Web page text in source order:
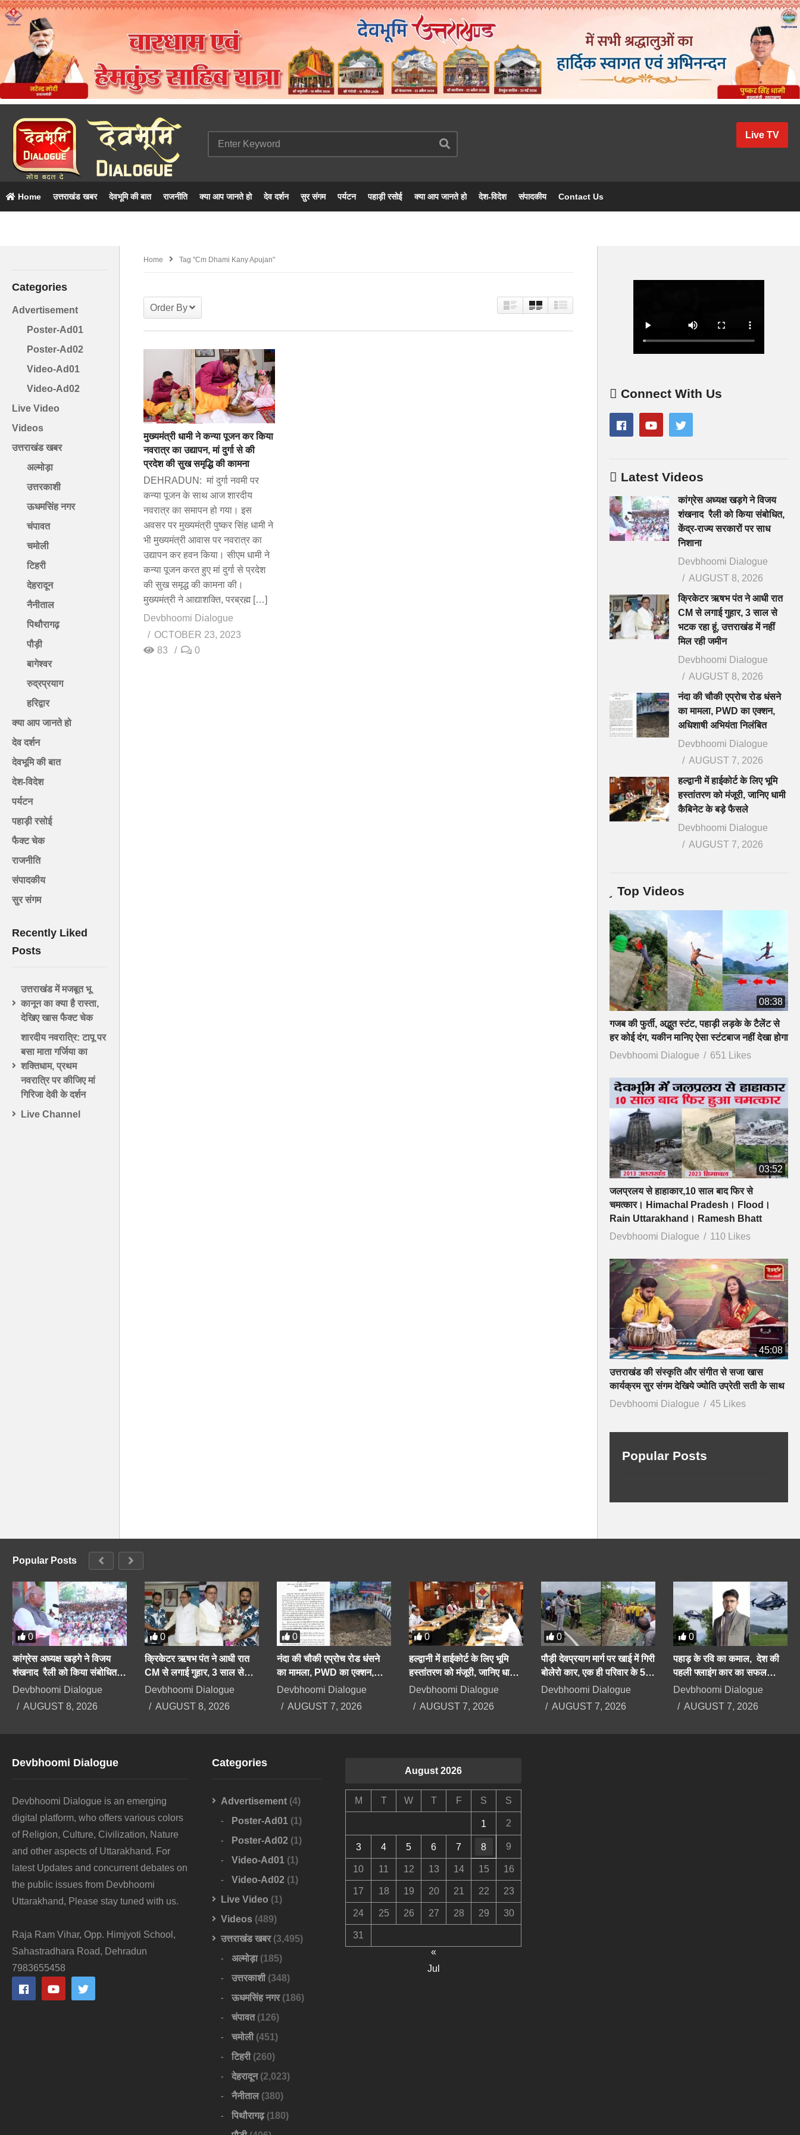
Live TV
Home उत्तराखंड खबर देवभूमि की बात राजनीति क्या आप जानते हो देव दर्शन सुर संगम पर्यटन पहाड़ी रसोई क्या आप जानते हो देश-विदेश संपादकीय Contact Us
Categories
Advertisement
Poster-Ad01
Poster-Ad02
Video-Ad01
Video-Ad02
Live Video
Videos
उत्तराखंड खबर
अल्मोड़ा
उत्तरकाशी
ऊधमसिंह नगर
चंपावत
चमोली
टिहरी
देहरादून
नैनीताल
पिथौरागढ़
पौड़ी
बागेश्वर
रुद्रप्रयाग
हरिद्वार
क्या आप जानते हो
देव दर्शन
देवभूमि की बात
देश-विदेश
पर्यटन
पहाड़ी रसोई
फैक्ट चेक
राजनीति
संपादकीय
सुर संगम
Recently Liked
Posts
उत्तराखंड में मजबूत भू
कानून का क्या है रास्ता,
देखिए खास फैक्ट चेक
शारदीय नवरात्रि: टापू पर
बसा माता गर्जिया का
शक्तिधाम, प्रथम
नवरात्रि पर कीजिए मां
गिरिजा देवी के दर्शन
Live Channel
Home Tag "cm Dhami Kany Apujan"
Order By
मुख्यमंत्री धामी ने कन्या पूजन कर किया
नवरात्र का उद्यापन, मां दुर्गा से की
प्रदेश की सुख समृद्धि की कामना
DEHRADUN: मां दुर्गा नवमी पर
कन्या पूजन के साथ आज शारदीय
नवरात्र का समापन हो गया। इस
अवसर पर मुख्यमंत्री पुष्कर सिंह धामी ने
भी मुख्यमंत्री आवास पर नवरात्र का
उद्यापन कर हवन किया। सीएम धामी ने
कन्या पूजन करत हुए मां दुर्गा से प्रदेश
की सुख समृद्ध की कामना की।
मुख्यमंत्री ने आद्याशक्ति, परब्रह्म […]
Devbhoomi Dialogue
OCTOBER 23, 2023
83
0
Connect With Us
Latest Videos
कांग्रेस अध्यक्ष खड़गे ने विजय
शंखनाद रैली को किया संबोधित,
केंद्र-राज्य सरकारों पर साध
निशाना
Devbhoomi Dialogue
AUGUST 8, 2026
क्रिकेटर ऋषभ पंत ने आधी रात
CM से लगाई गुहार, 3 साल से
भटक रहा हूं, उत्तराखंड में नहीं
मिल रही जमीन
Devbhoomi Dialogue
AUGUST 8, 2026
नंदा की चौकी एप्रोच रोड धंसने
का मामला, PWD का एक्शन,
अधिशाषी अभियंता निलंबित
Devbhoomi Dialogue
AUGUST 7, 2026
हल्द्वानी में हाईकोर्ट के लिए भूमि
हस्तांतरण को मंजूरी, जानिए धामी
कैबिनेट के बड़े फैसले
Devbhoomi Dialogue
AUGUST 7, 2026
Top Videos
08:38
गजब की फुर्ती, अद्भुत स्टंट, पहाड़ी लड़के के टैलेंट से
हर कोई दंग, यकीन मानिए ऐसा स्टंटबाज नहीं देखा होगा
Devbhoomi Dialogue
651 Likes
03:52
जलप्रलय से हाहाकार,10 साल बाद फिर से
चमत्कार। Himachal Pradesh। Flood।
Rain Uttarakhand। Ramesh Bhatt
Devbhoomi Dialogue
110 Likes
45:08
उत्तराखंड की संस्कृति और संगीत से सजा खास
कार्यक्रम सुर संगम देखिये ज्योति उप्रेती सती के साथ
Devbhoomi Dialogue
45 Likes
Popular Posts
Popular Posts
0
कांग्रेस अध्यक्ष खड़गे ने विजय
शंखनाद रैली को किया संबोधित,
केंद्र-राज्य सरकारों पर साध
Devbhoomi Dialogue
AUGUST 8, 2026
0
क्रिकेटर ऋषभ पंत ने आधी रात
CM से लगाई गुहार, 3 साल से
भटक रहा हूं, उत्तराखंड में नहीं मिल
Devbhoomi Dialogue
AUGUST 8, 2026
0
नंदा की चौकी एप्रोच रोड धंसने
का मामला, PWD का एक्शन,
अधिशाषी अभियंता निलंबित
Devbhoomi Dialogue
AUGUST 7, 2026
0
हल्द्वानी में हाईकोर्ट के लिए भूमि
हस्तांतरण को मंजूरी, जानिए धामी
कैबिनेट के बड़े फैसले
Devbhoomi Dialogue
AUGUST 7, 2026
0
पौड़ी देवप्रयाग मार्ग पर खाई में गिरी
बोलेरो कार, एक ही परिवार के 5
लोगों की दर्दनाक मौत
Devbhoomi Dialogue
AUGUST 7, 2026
0
पहाड़ के रवि का कमाल, देश की
पहली फ्लाइंग कार का सफल
परीक्षण करके दिया बड़ा संदेश
Devbhoomi Dialogue
AUGUST 7, 2026
Devbhoomi Dialogue
Devbhoomi Dialogue is an emerging
digital platform, who offers various colors
of Religion, Culture, Civilization, Nature
and other aspects of Uttarakhand. For
latest Updates and concurrent debates on
the public issues from Devbhoomi
Uttarakhand, Please stay tuned with us.
Raja Ram Vihar, Opp. Himjyoti School,
Sahastradhara Road, Dehradun
7983655458
Categories
Advertisement (4)
Poster-Ad01 (1)
Poster-Ad02 (1)
Video-Ad01 (1)
Video-Ad02 (1)
Live Video (1)
Videos (489)
उत्तराखंड खबर(3,495)
अल्मोड़ा(185)
उत्तरकाशी(348)
ऊधमसिंह नगर(186)
चंपावत(126)
चमोली(451)
टिहरी(260)
देहरादून(2,023)
नैनीताल(380)
पिथौरागढ़(180)
August 2026
M T W T F S S
1 2
3 4 5 6 7 8 9
10 11 12 13 14 15 16
17 18 19 20 21 22 23
24 25 26 27 28 29 30
31
«
Jul